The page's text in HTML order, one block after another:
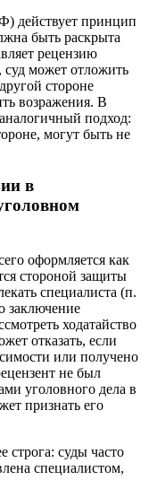
действует принцип
быть раскрыта
рецензию
суд может отложить
стороне
возражения. В
подход:
могут быть не
в
оформляется как
стороной защиты
специалиста (п.
заключение
ходатайство
отказать, если
или получено
не был
уголовного дела в
признать его
строга: суды часто
специалистом,